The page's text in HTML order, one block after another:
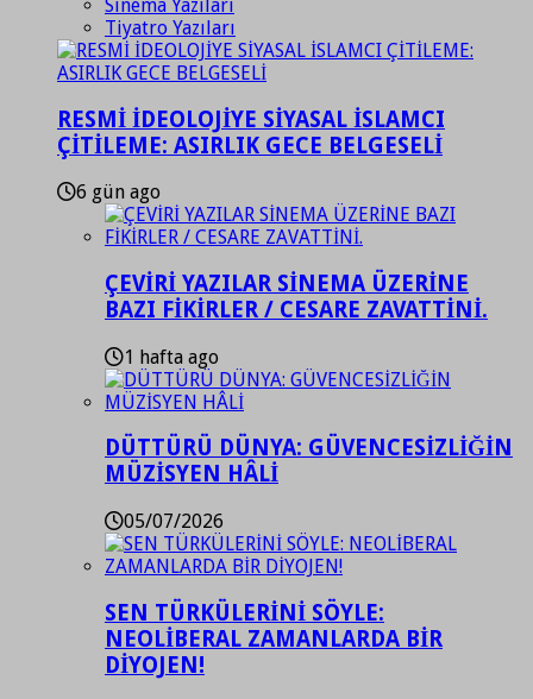
Sinema Yazıları
Tiyatro Yazıları
RESMİ İDEOLOJİYE SİYASAL İSLAMCI
ÇİTİLEME: ASIRLIK GECE BELGESELİ
6 gün ago
ÇEVİRİ YAZILAR SİNEMA ÜZERİNE
BAZI FİKİRLER / CESARE ZAVATTİNİ.
1 hafta ago
DÜTTÜRÜ DÜNYA: GÜVENCESİZLİĞİN
MÜZİSYEN HÂLİ
05/07/2026
SEN TÜRKÜLERİNİ SÖYLE:
NEOLİBERAL ZAMANLARDA BİR
DİYOJEN!